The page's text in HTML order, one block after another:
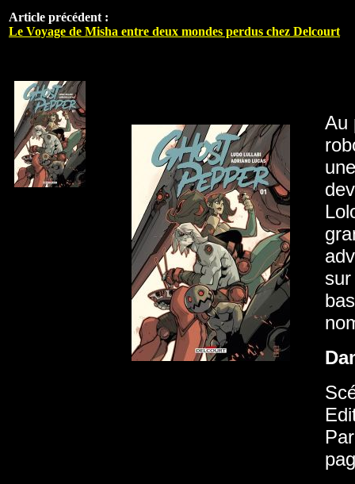
Article précédent :
Le Voyage de Misha entre deux mondes perdus chez Delcourt
Au